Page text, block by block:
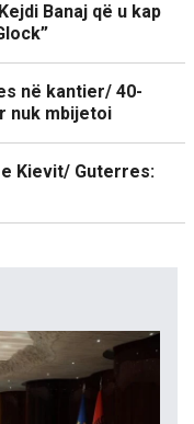
Banaj që u kap
në kantier/ 40-
nuk mbijetoi
Kievit/ Guterres: